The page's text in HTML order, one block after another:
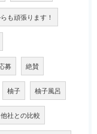
も頑張ります！
募 絶賛
柚子 柚子風呂
他社との比較